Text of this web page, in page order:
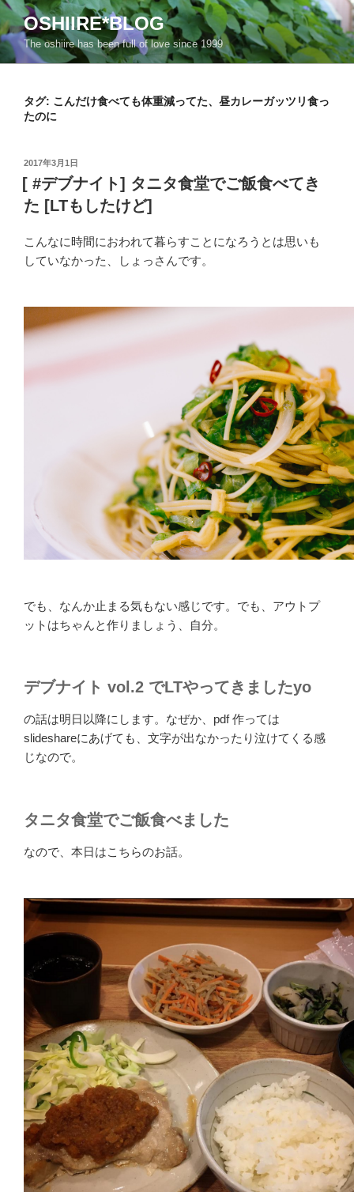
コ
ン
テ
ン
OSHIIRE*BLOG
The oshiire has been full of love since 1999
タグ: こんだけ食べても体重減ってた、昼カレーガッツリ食っ
たのに
投
稿
日:
2017年3月1日
[ #デブナイト] タニタ食堂でご飯食べてき
た [LTもしたけど]
こんなに時間におわれて暮らすことになろうとは思いも
していなかった、しょっさんです。
でも、なんか止まる気もない感じです。でも、アウトプ
ットはちゃんと作りましょう、自分。
デブナイト vol.2 でLTやってきましたyo
の話は明日以降にします。なぜか、pdf 作っては
slideshareにあげても、文字が出なかったり泣けてくる感
じなので。
タニタ食堂でご飯食べました
なので、本日はこちらのお話。